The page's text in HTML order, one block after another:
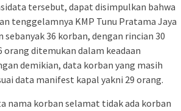
tersebut, dapat disimpulkan bahwa
tenggelamnya KMP Tunu Pratama Jaya
36 korban, dengan rincian 30
orang ditemukan dalam keadaan
demikian, data korban yang masih
data manifest kapal yakni 29 orang.
nama korban selamat tidak ada korban